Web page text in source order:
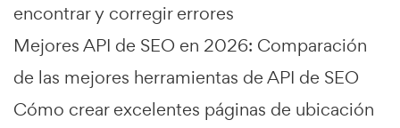
encontrar y corregir errores
Mejores API de SEO en 2026: Comparación
de las mejores herramientas de API de SEO
Cómo crear excelentes páginas de ubicación